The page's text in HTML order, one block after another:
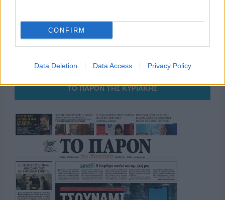
CONFIRM
Data Deletion Data Access Privacy Policy
ΟΣΑ ΧΡΕΙΑΖΕΣΑΙ
ΓΙΑ ΤΟ ΚΑΛΟΚΑΙΡΙ ΣΟΥ →
ΤΟ ΠΑΡΟΝ ΤΗΣ ΚΥΡΙΑΚΗΣ